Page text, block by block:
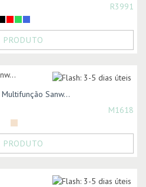
R3991
PRODUTO
Sanw...
M1618
PRODUTO